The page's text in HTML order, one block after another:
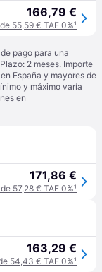
166,79 €
55,59 € TAE 0%¹
pago para una
2 meses. Importe
España y mayores de
y máximo varía
en
171,86 €
57,28 € TAE 0%¹
163,29 €
54,43 € TAE 0%¹